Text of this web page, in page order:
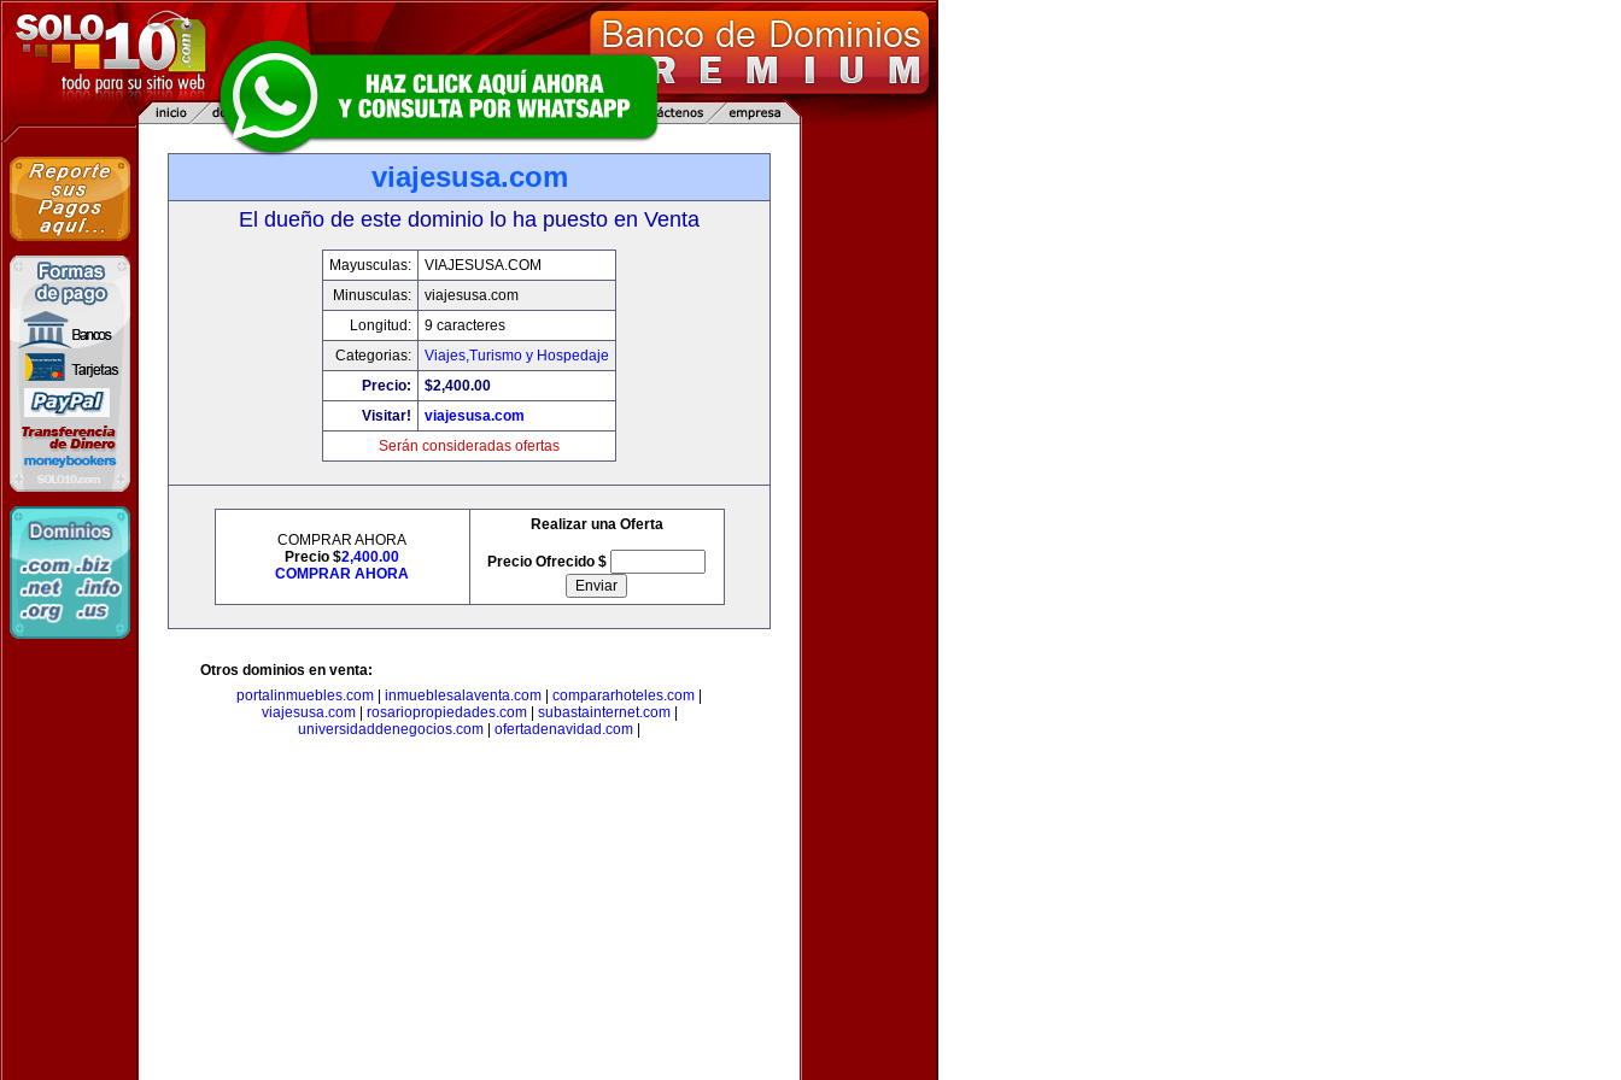
viajesusa.com
El dueño de este dominio lo ha puesto en Venta
Mayusculas:
VIAJESUSA.COM
Minusculas:
viajesusa.com
Longitud:
9 caracteres
Categorias:
Viajes,Turismo y Hospedaje
Precio:
$2,400.00
Visitar!
viajesusa.com
Serán consideradas ofertas
COMPRAR AHORA
Precio $2,400.00
COMPRAR AHORA
Realizar una Oferta
Precio Ofrecido $
Otros dominios en venta:
portalinmuebles.com
inmueblesalaventa.com compararhoteles.com
viajesusa.com| rosariopropiedades.com| subastainternet.com|
universidaddenegocios.com
ofertadenavidad.com